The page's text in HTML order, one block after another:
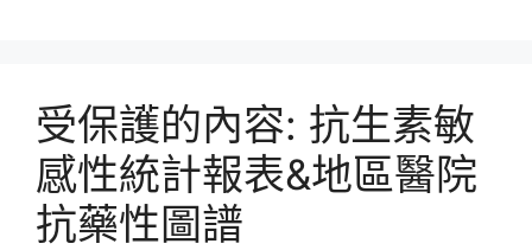
受保護的內容: 抗生素敏
感性統計報表&地區醫院
抗藥性圖譜